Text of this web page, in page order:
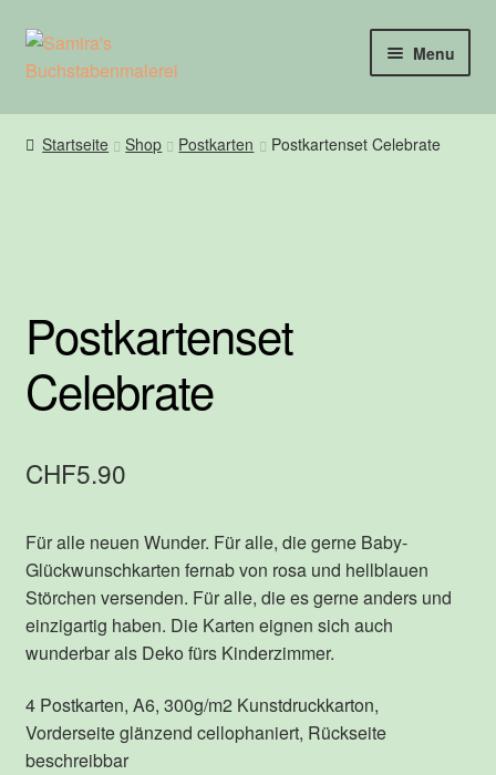
Skip
to
Skip
to
Menu
Home
Kontakt
Startseite Shop Postkarten Postkartenset Celebrate
Postkartenset
Celebrate
CHF5.90
Für alle neuen Wunder. Für alle, die gerne Baby-
Glückwunschkarten fernab von rosa und hellblauen
Störchen versenden. Für alle, die es gerne anders und
einzigartig haben. Die Karten eignen sich auch
wunderbar als Deko fürs Kinderzimmer.
4 Postkarten, A6, 300g/m2 Kunstdruckkarton,
Vorderseite glänzend cellophaniert, Rückseite
beschreibbar